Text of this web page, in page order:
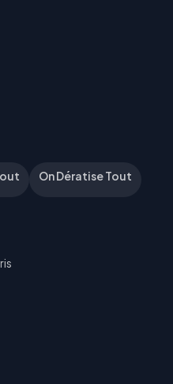
On Dératise Tout